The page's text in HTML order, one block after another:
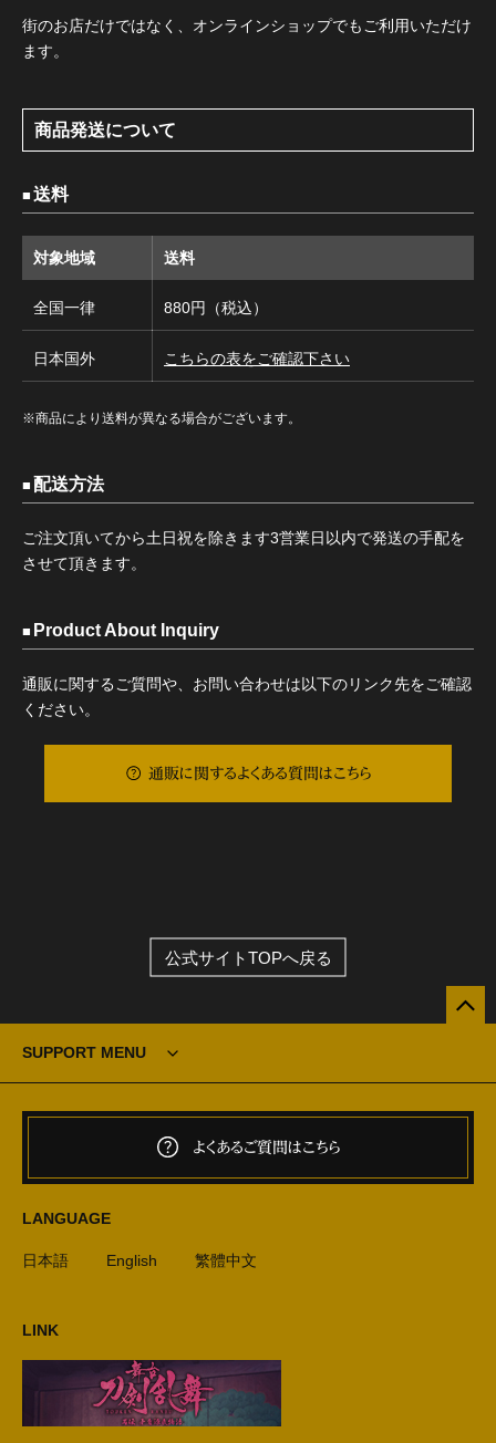
街のお店だけではなく、オンラインショップでもご利用いただけ
ます。
商品発送について
送料
対象地域 送料
全国一律 880円（税込）
日本国外 こちらの表をご確認下さい
※商品により送料が異なる場合がございます。
配送方法
ご注文頂いてから土日祝を除きます3営業日以内で発送の手配を
させて頂きます。
Product About Inquiry
通販に関するご質問や、お問い合わせは以下のリンク先をご確認
ください。
通販に関するよくある質問はこちら
公式サイトTOPへ戻る
SUPPORT MENU
よくあるご質問はこちら
LANGUAGE
日本語 English 繁體中文
LINK